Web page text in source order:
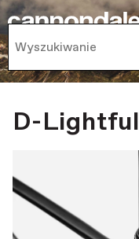
D-Lightful